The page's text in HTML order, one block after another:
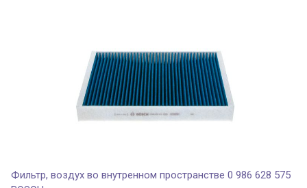
Фильтр, воздух во внутренном пространстве 0 986 628 575